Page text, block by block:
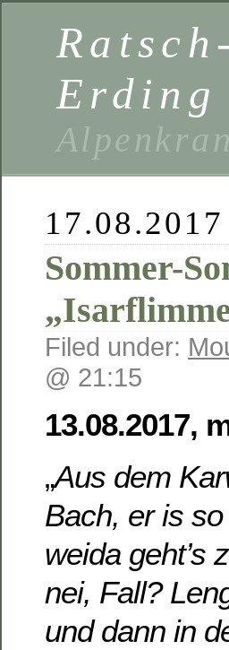
Erding
17.08.2017
Sommer-
Filed under:
@ 21:15
13.08.2017,
„Aus dem
Bach, er is
weida geht’s
nei, Fall?
und dann in